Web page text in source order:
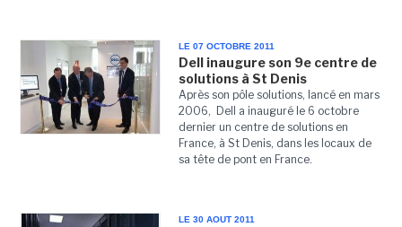
LE 07 OCTOBRE 2011
Dell inaugure son 9e centre de
solutions à St Denis
Après son pôle solutions, lancé en mars
2006, Dell a inauguré le 6 octobre
dernier un centre de solutions en
France, à St Denis, dans les locaux de
sa tête de pont en France.
LE 30 AOUT 2011